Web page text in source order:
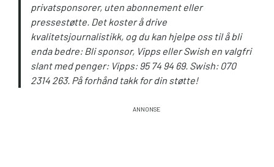
privatsponsorer, uten abonnement eller
pressestøtte. Det koster å drive
kvalitetsjournalistikk, og du kan hjelpe oss til å bli
enda bedre: Bli sponsor, Vipps eller Swish en valgfri
slant med penger: Vipps: 95 74 94 69. Swish: 070
2314 263. På forhånd takk for din støtte!